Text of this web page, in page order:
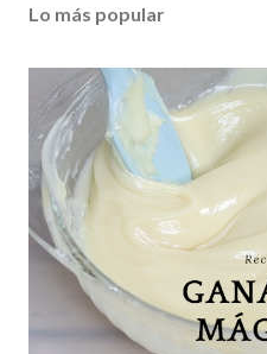
*1 kilo o 2.2 libras de Azúcar
maíz o miel de Karo (1/2
Glucosa, la misma cantidad.
ml de goma Xantana
de manteca blanca
ml de agua o 5 cucharadas
o al gusto *5 ml de VINAGRE
como preservante) *1
el clima es ...
Lo más popular